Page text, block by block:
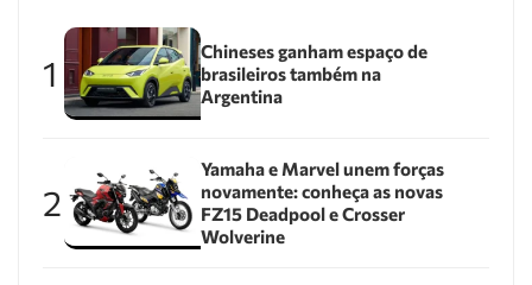
1
Chineses ganham espaço de
brasileiros também na
Argentina
2
Yamaha e Marvel unem forças
novamente: conheça as novas
FZ15 Deadpool e Crosser
Wolverine